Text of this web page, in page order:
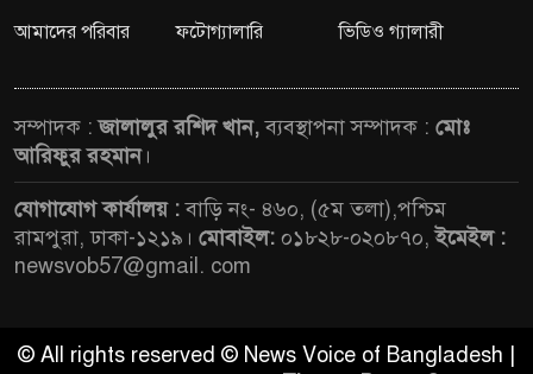
আমাদের পরিবার ফটোগ্যালারি ভিডিও গ্যালারী
সম্পাদক :জালালুর রশিদ খান,ব্যবস্থাপনা সম্পাদক : মোঃ
আরিফুর রহমান।
যোগাযোগ কার্যালয় :বাড়ি নং- ৪৬০, (৫ম তলা),পশ্চিম
রামপুরা, ঢাকা-১২১৯। মোবাইল: ০১৮২৮-০২০৮৭০,ইমেইল :
newsvob57@gmail. com
© All rights reserved © News Voice of Bangladesh |